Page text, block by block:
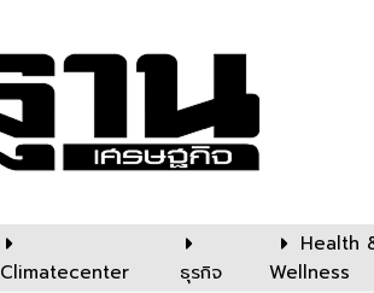
Climatecenter ธุรกิจ
Health
Wellness